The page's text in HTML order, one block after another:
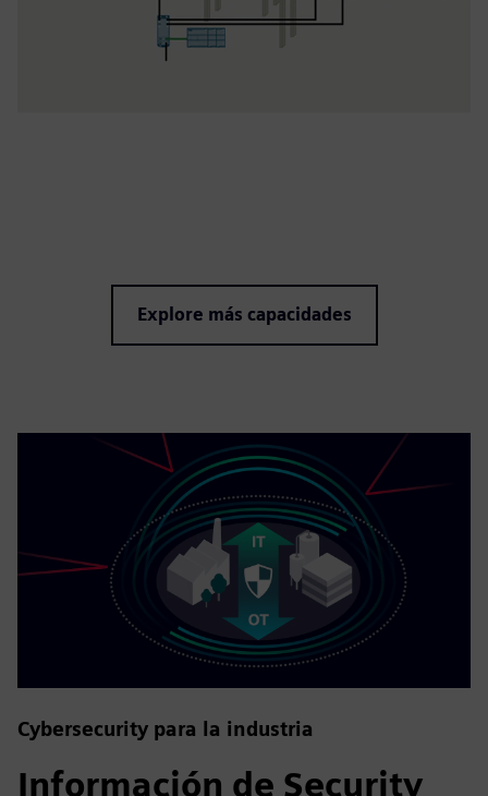
Explore más capacidades
Cybersecurity para la industria
Información de Security